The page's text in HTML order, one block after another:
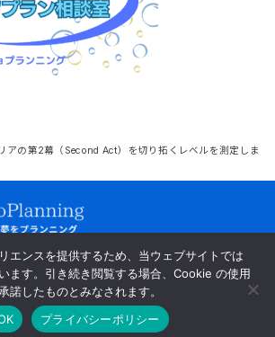
アの第2幕（Second Act）を切り拓くレベルを測定しま
お問い合わせ
プライバシーポリシー
法に基づく表記
ライフプラン相談室
© sognoplanning.
エンスを提供するため、当ウェブサイトでは
ます。引き続き閲覧する場合、Cookie の使用
諾したものとみなされます。
プライバシーポリシー